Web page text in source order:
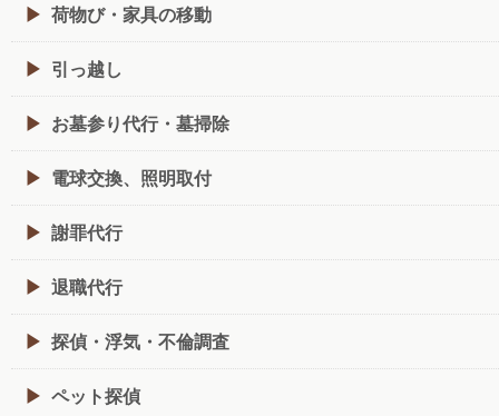
荷物び・家具の移動
引っ越し
お墓参り代行・墓掃除
電球交換、照明取付
謝罪代行
退職代行
探偵・浮気・不倫調査
ペット探偵